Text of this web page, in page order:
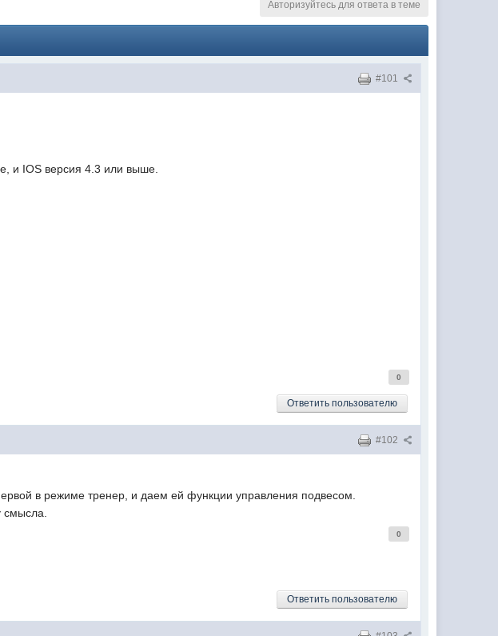
Авторизуйтесь для ответа в теме
#101
и IOS версия 4.3 или выше.
0
Ответить пользователю
#102
в режиме тренер, и даем ей функции управления подвесом.
0
Ответить пользователю